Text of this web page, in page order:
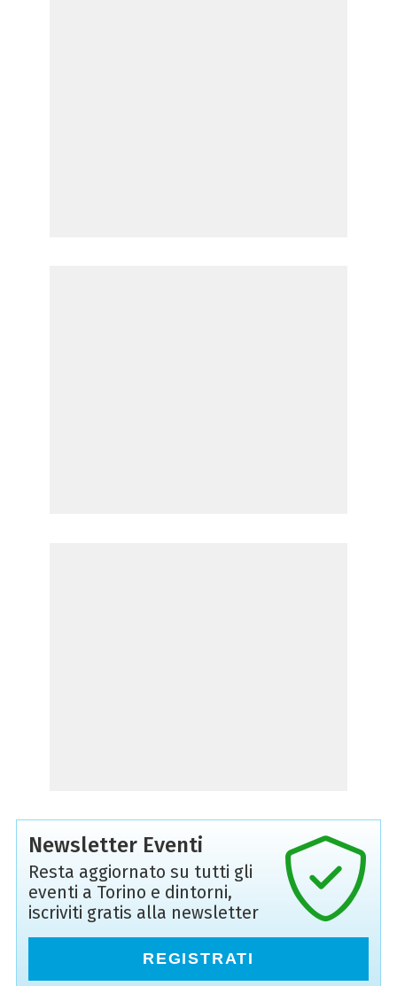
Newsletter Eventi
Resta aggiornato su tutti gli
eventi a Torino e dintorni,
iscriviti gratis alla newsletter
REGISTRATI